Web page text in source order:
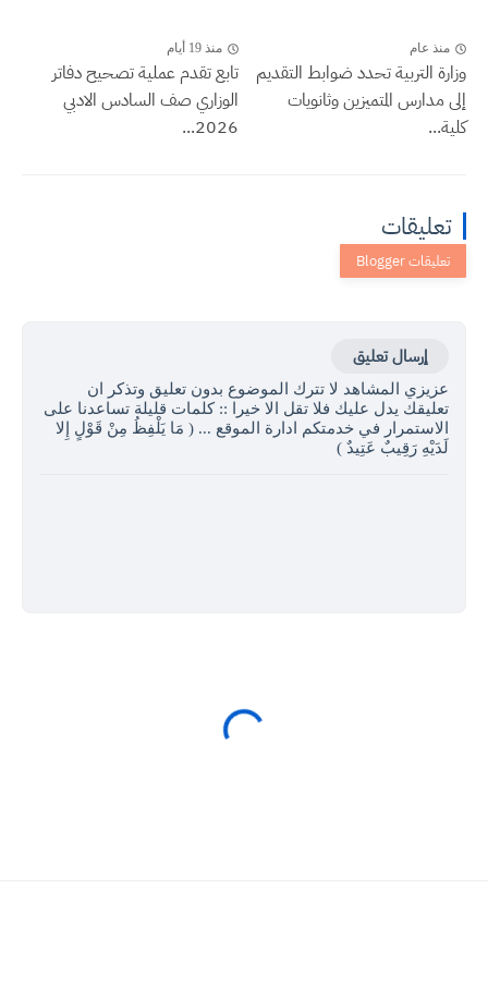
منذ عام
وزارة التربية تحدد ضوابط التقديم
إلى مدارس المتميزين وثانويات
كلية...
منذ 19 أيام
تابع تقدم عملية تصحيح دفاتر
الوزاري صف السادس الادبي
2026...
تعليقات
إرسال تعليق
عزيزي المشاهد لا تترك الموضوع بدون تعليق وتذكر ان
تعليقك يدل عليك فلا تقل الا خيرا :: كلمات قليلة تساعدنا على
الاستمرار في خدمتكم ادارة الموقع ... ( مَا يَلْفِظُ مِنْ قَوْلٍ إِلا
لَدَيْهِ رَقِيبٌ عَتِيدٌ )